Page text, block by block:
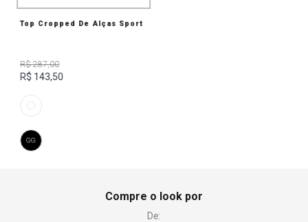
Top Cropped De Alças Sport
R$ 287,00
R$ 143,50
GG
Compre o look por
De: